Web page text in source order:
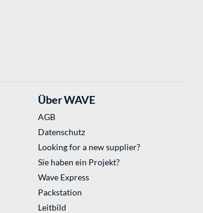
Über WAVE
AGB
Datenschutz
Looking for a new supplier?
Sie haben ein Projekt?
Wave Express
Packstation
Leitbild